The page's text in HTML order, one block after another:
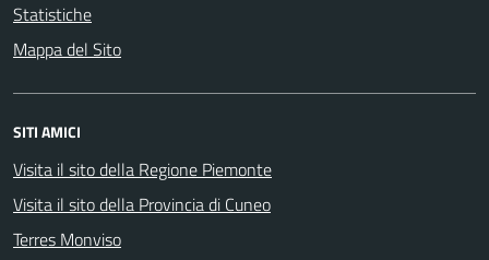
Statistiche
Mappa del Sito
SITI AMICI
Visita il sito della Regione Piemonte
Visita il sito della Provincia di Cuneo
Terres Monviso